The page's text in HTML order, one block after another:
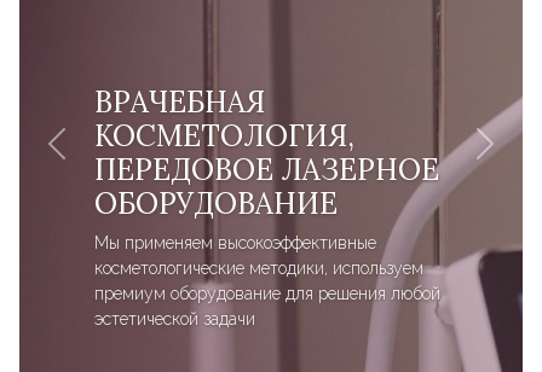
ВРАЧЕБНАЯ
КОСМЕТОЛОГИЯ,
ПЕРЕДОВОЕ ЛАЗЕРНОЕ
ОБОРУДОВАНИЕ
Мы применяем высокоэффективные
косметологические методики, используем
премиум оборудование для решения любой
эстетической задачи
Previous Next